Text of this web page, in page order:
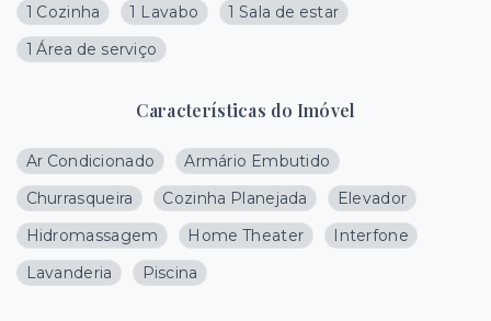
1 Cozinha
1 Lavabo
1 Sala de estar
1 Área de serviço
Características do Imóvel
Ar Condicionado
Armário Embutido
Churrasqueira
Cozinha Planejada
Elevador
Hidromassagem
Home Theater
Interfone
Lavanderia
Piscina